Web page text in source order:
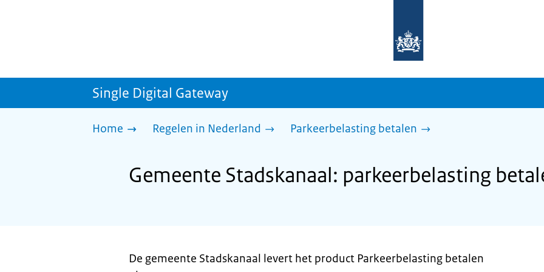
homepage
sdg.rijksoverheid.nl
Single Digital Gateway
Home Regelen in Nederland Parkeerbelasting betalen
Gemeente Stadskanaal: parkeerbelasting
De gemeente Stadskanaal levert het product Parkeerbelasting betalen